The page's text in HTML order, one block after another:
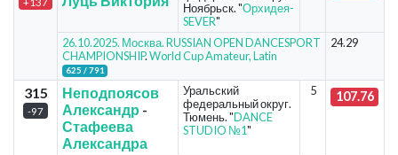
+137
Ноябрьск. "Орхидея-
SEVER"
26.10.2025. Москва. RUSSIAN OPEN DANCESPORT
CHAMPIONSHIP.World Cup Amateur, Latin
625 / 791
24.29
315
-97
Неподпоясов
Александр -
Стафеева
Александра
Уральский
федеральный округ.
Тюмень. "DANCE
STUDIO №1"
5 107.76